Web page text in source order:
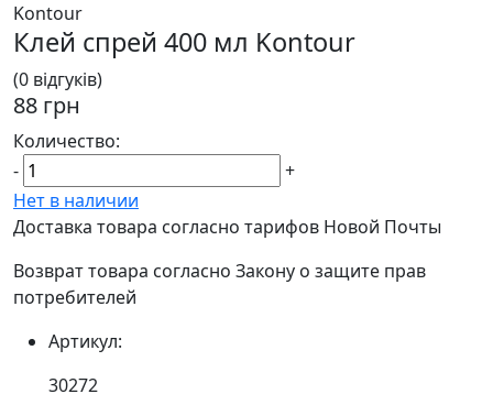
Kontour
Клей спрей 400 мл Kontour
(0 відгуків)
88 грн
Количество:
-
+
Нет в наличии
Доставка товара согласно тарифов Новой Почты
Возврат товара согласно Закону о защите прав
потребителей
Артикул:
30272